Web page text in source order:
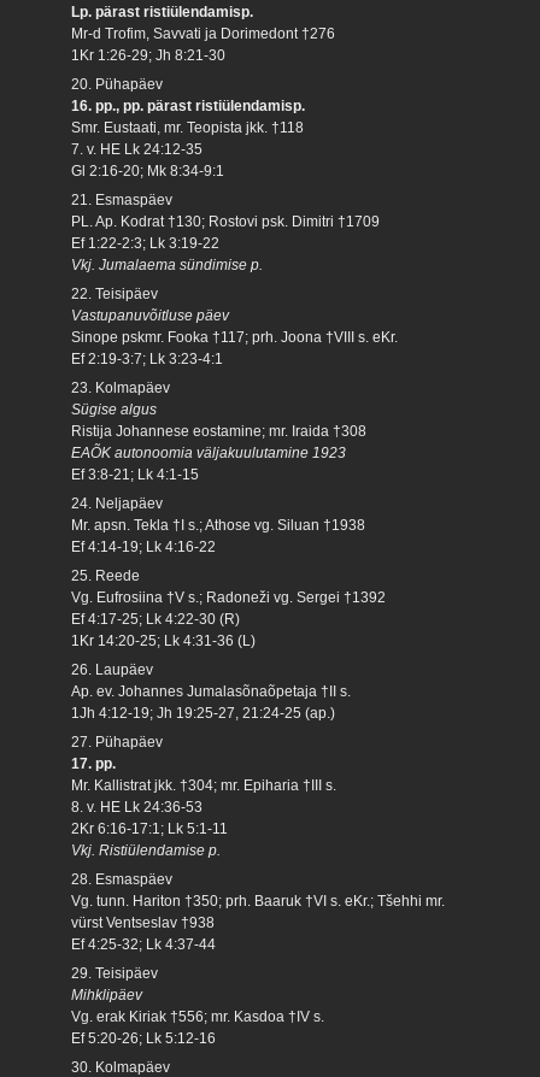
Lp. pärast ristiülendamisp.
Mr-d Trofim, Savvati ja Dorimedont †276
1Kr 1:26-29; Jh 8:21-30
20. Pühapäev
16. pp., pp. pärast ristiülendamisp.
Smr. Eustaati, mr. Teopista jkk. †118
7. v. HE Lk 24:12-35
Gl 2:16-20; Mk 8:34-9:1
21. Esmaspäev
PL. Ap. Kodrat †130; Rostovi psk. Dimitri †1709
Ef 1:22-2:3; Lk 3:19-22
Vkj. Jumalaema sündimise p.
22. Teisipäev
Vastupanuvõitluse päev
Sinope pskmr. Fooka †117; prh. Joona †VIII s. eKr.
Ef 2:19-3:7; Lk 3:23-4:1
23. Kolmapäev
Sügise algus
Ristija Johannese eostamine; mr. Iraida †308
EAÕK autonoomia väljakuulutamine 1923
Ef 3:8-21; Lk 4:1-15
24. Neljapäev
Mr. apsn. Tekla †I s.; Athose vg. Siluan †1938
Ef 4:14-19; Lk 4:16-22
25. Reede
Vg. Eufrosiina †V s.; Radoneži vg. Sergei †1392
Ef 4:17-25; Lk 4:22-30 (R)
1Kr 14:20-25; Lk 4:31-36 (L)
26. Laupäev
Ap. ev. Johannes Jumalasõnaõpetaja †II s.
1Jh 4:12-19; Jh 19:25-27, 21:24-25 (ap.)
27. Pühapäev
17. pp.
Mr. Kallistrat jkk. †304; mr. Epiharia †III s.
8. v. HE Lk 24:36-53
2Kr 6:16-17:1; Lk 5:1-11
Vkj. Ristiülendamise p.
28. Esmaspäev
Vg. tunn. Hariton †350; prh. Baaruk †VI s. eKr.; Tšehhi mr.
vürst Ventseslav †938
Ef 4:25-32; Lk 4:37-44
29. Teisipäev
Mihklipäev
Vg. erak Kiriak †556; mr. Kasdoa †IV s.
Ef 5:20-26; Lk 5:12-16
30. Kolmapäev